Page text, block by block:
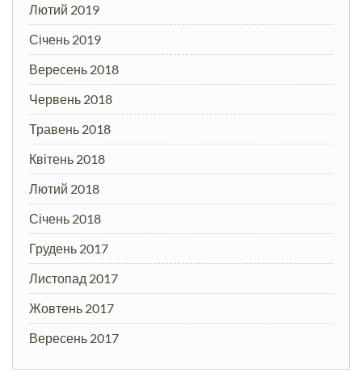
Лютий 2019
Січень 2019
Вересень 2018
Червень 2018
Травень 2018
Квітень 2018
Лютий 2018
Січень 2018
Грудень 2017
Листопад 2017
Жовтень 2017
Вересень 2017